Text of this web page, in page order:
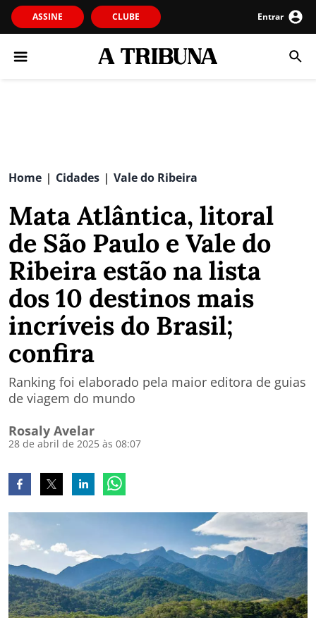
ASSINE CLUBE Entrar
Home | Cidades | Vale do Ribeira
Mata Atlântica, litoral
de São Paulo e Vale do
Ribeira estão na lista
dos 10 destinos mais
incríveis do Brasil;
confira
Ranking foi elaborado pela maior editora de guias
de viagem do mundo
Rosaly Avelar
28 de abril de 2025 às 08:07